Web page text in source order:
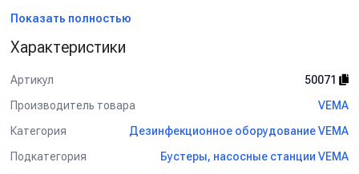
* Шланг 20 м.
* Пистолет с БРС.
Показать полностью
Характеристики
Артикул
50071
Производитель товара
VEMA
Категория
Дезинфекционное оборудование VEMA
Подкатегория
Бустеры, насосные станции VEMA